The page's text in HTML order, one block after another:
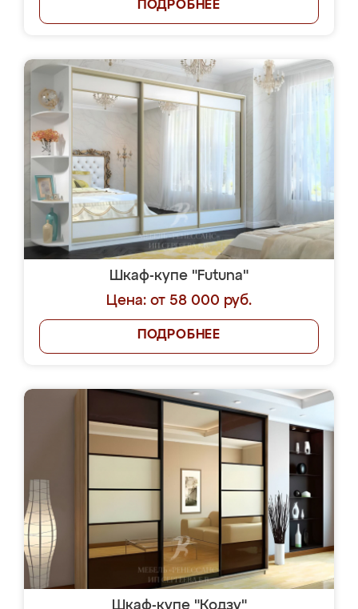
ПОДРОБНЕЕ
Шкаф-купе "Futuna"
Цена: от 58 000 руб.
ПОДРОБНЕЕ
Шкаф-купе "Кодзу"